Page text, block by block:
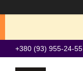
+380 (93) 955-24-55